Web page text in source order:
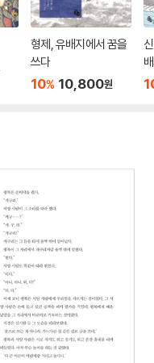
형제, 유배지에서 꿈을
쓰다
10% 10,800원